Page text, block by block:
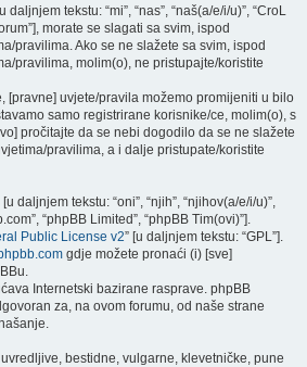
daljnjem tekstu: “mi”, “nas”, “naš(a/e/i/u)”, “CroL
morate se slagati sa svim, ispod
pravilima. Ako se ne slažete sa svim, ispod
pravilima, molim(o), ne pristupajte/koristite
[pravne] uvjete/pravila možemo promijeniti u bilo
samo registrirane korisnike/ce, molim(o), s
pročitajte da se nebi dogodilo da se ne slažete
pravilima, a i dalje pristupate/koristite
daljnjem tekstu: “oni”, “njih”, “njihov(a/e/i/u)”,
“phpBB Limited”, “phpBB Tim(ovi)”].
Public License v2” [u daljnjem tekstu: “GPL”].
gdje možete pronaći (i) [sve]
Internetski bazirane rasprave. phpBB
za, na ovom forumu, od naše strane
bestidne, vulgarne, klevetničke, pune